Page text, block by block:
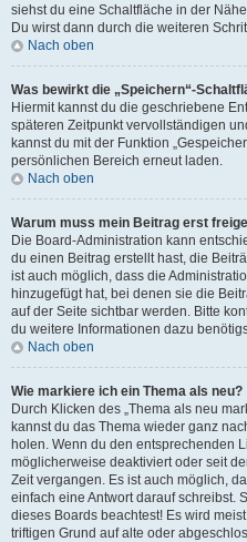
siehst du eine Schaltfläche in der
Du wirst dann durch die weiteren
Nach oben
Was bewirkt die „Speichern“-
Hiermit kannst du die geschriebene
späteren Zeitpunkt vervollständigen
kannst du mit der Funktion
persönlichen Bereich erneut laden.
Nach oben
Warum muss mein Beitrag erst
Die Board-Administration kann
du einen Beitrag erstellt hast, die
ist auch möglich, dass die
hinzugefügt hat, bei denen sie die
auf der Seite sichtbar werden. Bitte
du weitere Informationen dazu
Nach oben
Wie markiere ich ein Thema als neu?
Durch Klicken des „Thema als neu
kannst du das Thema wieder ganz
holen. Wenn du den entsprechenden
möglicherweise deaktiviert oder seit
Zeit vergangen. Es ist auch möglich,
einfach eine Antwort darauf schreibst.
dieses Boards beachtest! Es wird
triftigen Grund auf alte oder